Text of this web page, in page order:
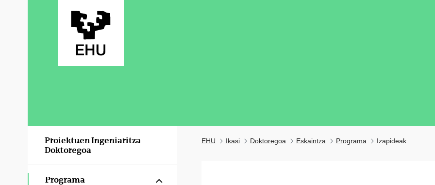
Proiektuen Ingeniaritza
Doktoregoa
Programa Erakutsi/izkutatu azpiorriak
EHU Ikasi Doktoregoa Eskaintza Programa Izapideak